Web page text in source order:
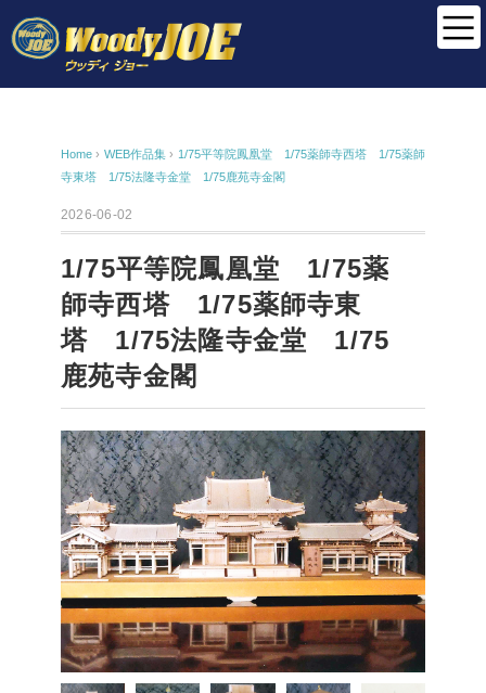
Home › WEB作品集 › 1/75平等院鳳凰堂 1/75薬師寺西塔 1/75薬師
寺東塔 1/75法隆寺金堂 1/75鹿苑寺金閣
2026-06-02
1/75平等院鳳凰堂 1/75薬
師寺西塔 1/75薬師寺東
塔 1/75法隆寺金堂 1/75
鹿苑寺金閣